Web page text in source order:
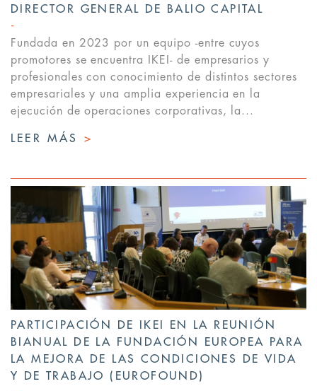
DIRECTOR GENERAL DE BALIO CAPITAL
Fundada en 2023 por un equipo -entre cuyos
promotores se encuentra IKEI- de empresarios y
profesionales con conocimiento de distintos sectores
empresariales y una amplia experiencia en la
ejecución de operaciones corporativas, la...
LEER MÁS >
PARTICIPACIÓN DE IKEI EN LA REUNIÓN
BIANUAL DE LA FUNDACIÓN EUROPEA PARA
LA MEJORA DE LAS CONDICIONES DE VIDA
Y DE TRABAJO (EUROFOUND)